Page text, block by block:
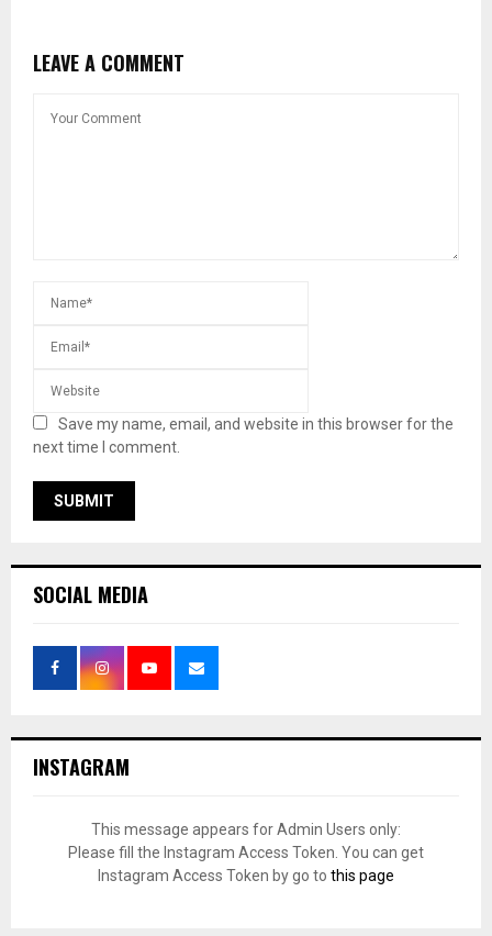
LEAVE A COMMENT
Save my name, email, and website in this browser for the
next time I comment.
SOCIAL MEDIA
INSTAGRAM
This message appears for Admin Users only:
Please fill the Instagram Access Token. You can get
Instagram Access Token by go to this page